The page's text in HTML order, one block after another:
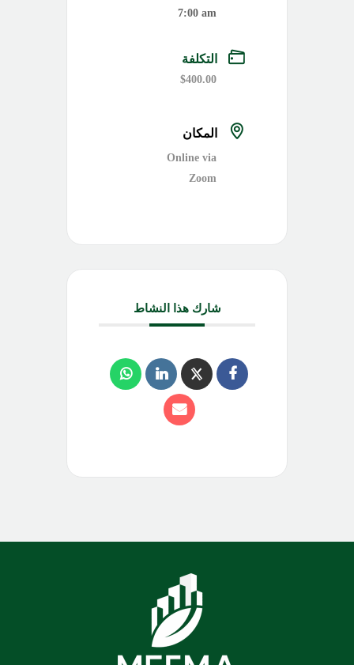
7:00 am
التكلفة
$400.00
المكان
Online via
Zoom
شارك هذا النشاط